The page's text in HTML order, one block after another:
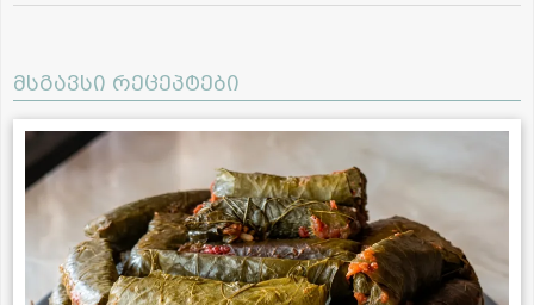
მსგავსი რეცეპტები